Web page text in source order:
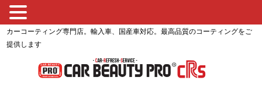
カーコーティング専門店。輸入車、国産車対応。最高品質のコーティングをご
提供します